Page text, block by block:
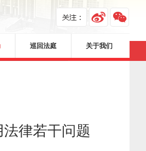
巡回法庭 关于我们
律若干问题